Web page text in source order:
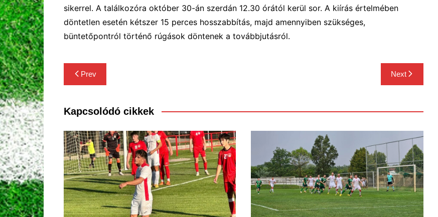
sikerrel. A találkozóra október 30-án szerdán 12.30 órától kerül sor. A kiírás értelmében
döntetlen esetén kétszer 15 perces hosszabbítás, majd amennyiben szükséges,
büntetőpontról történő rúgások döntenek a továbbjutásról.
Bejegyzés
navigáció
Prev Next
Kapcsolódó cikkek